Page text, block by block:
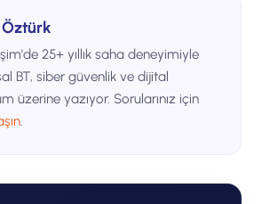
25+ yıllık saha deneyimiyle
BT, siber güvenlik ve dijital
üzerine yazıyor. Sorularınız için
.